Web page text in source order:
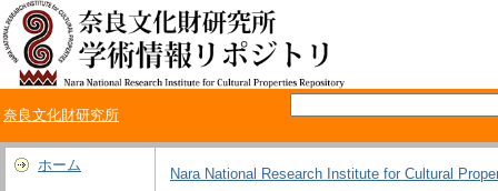
奈良文化財研究所
ホーム
Nara National Research Institute for Cultural